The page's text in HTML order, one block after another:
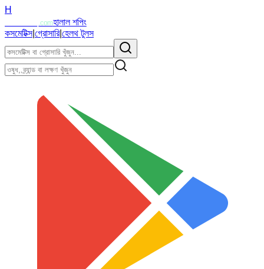
H
.comহালাল শপিং
কসমেটিক্স|গ্রোসারি|হেলথ টুলস